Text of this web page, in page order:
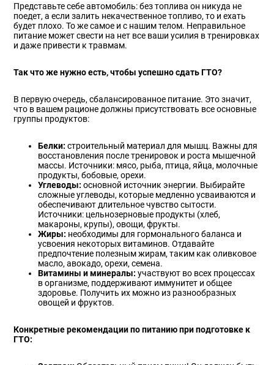
Представьте себе автомобиль: без топлива он никуда не
поедет, а если залить некачественное топливо, то и ехать
будет плохо. То же самое и с нашим телом. Неправильное
питание может свести на нет все ваши усилия в тренировках
и даже привести к травмам.
Так что же нужно есть, чтобы успешно сдать ГТО?
В первую очередь, сбалансированное питание. Это значит,
что в вашем рационе должны присутствовать все основные
группы продуктов:
Белки: строительный материал для мышц. Важны для
восстановления после тренировок и роста мышечной
массы. Источники: мясо, рыба, птица, яйца, молочные
продукты, бобовые, орехи.
Углеводы: основной источник энергии. Выбирайте
сложные углеводы, которые медленно усваиваются и
обеспечивают длительное чувство сытости.
Источники: цельнозерновые продукты (хлеб,
макароны, крупы), овощи, фрукты.
Жиры: необходимы для гормонального баланса и
усвоения некоторых витаминов. Отдавайте
предпочтение полезным жирам, таким как оливковое
масло, авокадо, орехи, семена.
Витамины и минералы: участвуют во всех процессах
в организме, поддерживают иммунитет и общее
здоровье. Получить их можно из разнообразных
овощей и фруктов.
Конкретные рекомендации по питанию при подготовке к
ГТО: